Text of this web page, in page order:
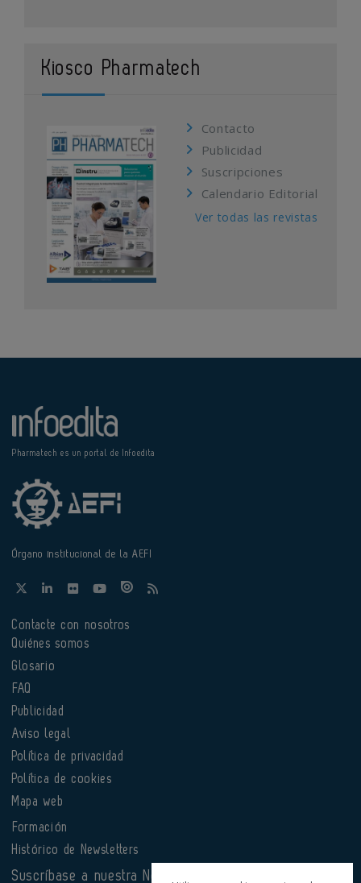
Kiosco Pharmatech
Contacto
Publicidad
Suscripciones
Calendario Editorial
Ver todas las revistas
Pharmatech es un portal de Infoedita
Órgano institucional de la AEFI
Contacte con nosotros
Quiénes somos
Glosario
FAQ
Publicidad
Aviso legal
Política de privacidad
Política de cookies
Mapa web
Formación
Histórico de Newsletters
Suscríbase a nuestra Newsletter